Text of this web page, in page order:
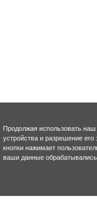
Продолжая использовать
устройства и разрешение
кнопки нажимает
ваши данные обрабатывались,